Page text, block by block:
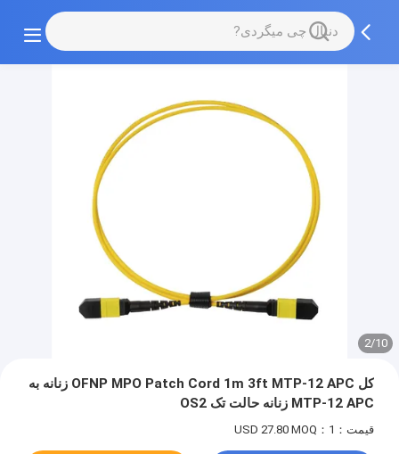
2/10
کل OFNP MPO Patch Cord 1m 3ft MTP-12 APC زنانه به
MTP-12 APC زنانه حالت تک OS2
قیمت：USD 27.80 MOQ：1